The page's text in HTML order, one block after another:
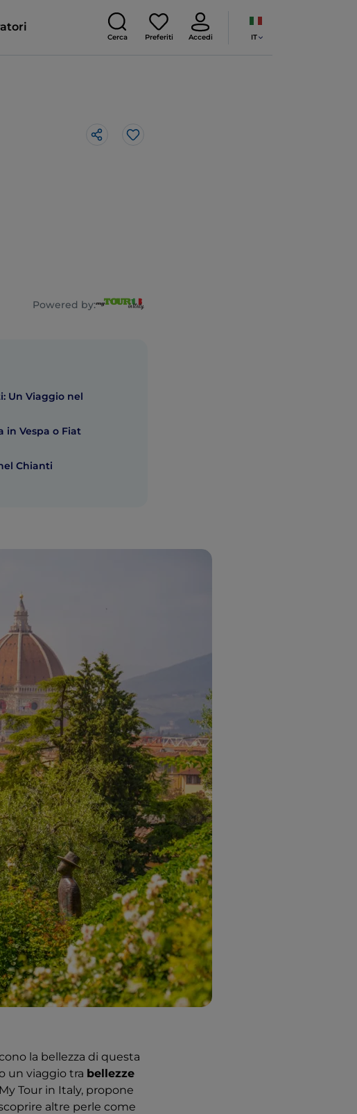
Cerca Preferiti Accedi IT
Powered by:
Like
Un Viaggio nel
in Vespa o Fiat
Chianti
la bellezza di questa
un viaggio tra bellezze
Tour in Italy, propone
altre perle come